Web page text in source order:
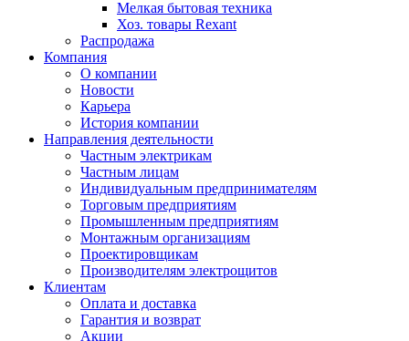
Мелкая бытовая техника
Хоз. товары Rexant
Распродажа
Компания
О компании
Новости
Карьера
История компании
Направления деятельности
Частным электрикам
Частным лицам
Индивидуальным предпринимателям
Торговым предприятиям
Промышленным предприятиям
Монтажным организациям
Проектировщикам
Производителям электрощитов
Клиентам
Оплата и доставка
Гарантия и возврат
Акции